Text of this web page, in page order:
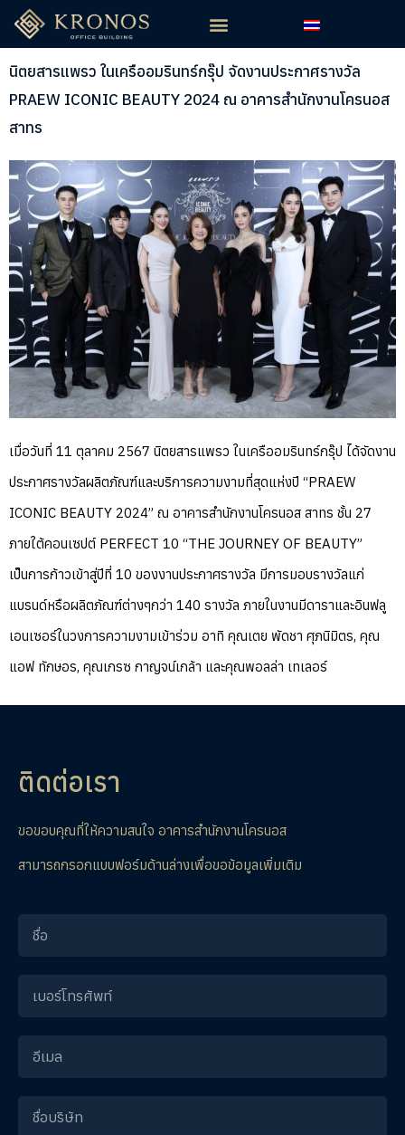
นิตยสารแพรว ในเครืออมรินทร์กรุ๊ป จัดงานประกาศรางวัล
PRAEW ICONIC BEAUTY 2024 ณ อาคารสำนักงานโครนอส
สาทร
เมื่อวันที่ 11 ตุลาคม 2567 นิตยสารแพรว ในเครืออมรินทร์กรุ๊ป ได้จัดงาน
ประกาศรางวัลผลิตภัณฑ์และบริการความงามที่สุดแห่งปี “PRAEW
ICONIC BEAUTY 2024” ณ อาคารสำนักงานโครนอส สาทร ชั้น 27
ภายใต้คอนเซปต์ PERFECT 10 “THE JOURNEY OF BEAUTY”
เป็นการก้าวเข้าสู่ปีที่ 10 ของงานประกาศรางวัล มีการมอบรางวัลแก่
แบรนด์หรือผลิตภัณฑ์ต่างๆกว่า 140 รางวัล ภายในงานมีดาราและอินฟลู
เอนเซอร์ในวงการความงามเข้าร่วม อาทิ คุณเตย พัดชา ศุภนิมิตร, คุณ
แอฟ ทักษอร, คุณเกรซ กาญจน์เกล้า และคุณพอลล่า เทเลอร์
ติดต่อเรา
ขอขอบคุณที่ให้ความสนใจ อาคารสำนักงานโครนอส
สามารถกรอกแบบฟอร์มด้านล่างเพื่อขอข้อมูลเพิ่มเติม